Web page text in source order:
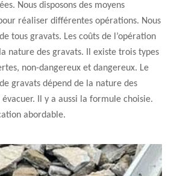
Nous disposons des moyens
réaliser différentes opérations. Nous
tous gravats. Les coûts de l’opération
nature des gravats. Il existe trois types
non-dangereux et dangereux. Le
gravats dépend de la nature des
Il y a aussi la formule choisie.
abordable.